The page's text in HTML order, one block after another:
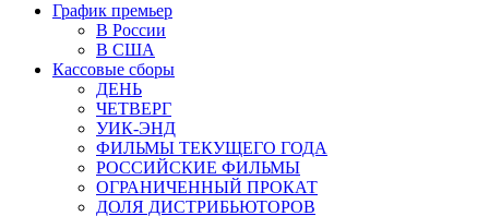
График премьер
В России
В США
Кассовые сборы
ДЕНЬ
ЧЕТВЕРГ
УИК-ЭНД
ФИЛЬМЫ ТЕКУЩЕГО ГОДА
РОССИЙСКИЕ ФИЛЬМЫ
ОГРАНИЧЕННЫЙ ПРОКАТ
ДОЛЯ ДИСТРИБЬЮТОРОВ